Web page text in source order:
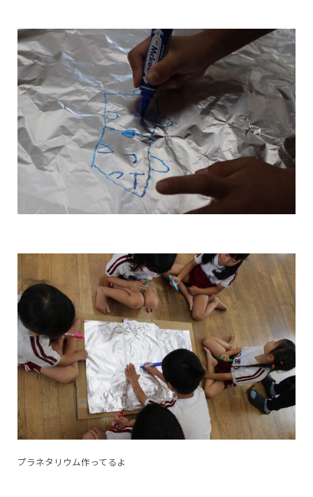
プラネタリウム作ってるよ